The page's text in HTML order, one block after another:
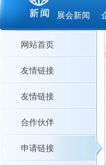
展会新闻
网站首页
友情链接
友情链接
合作伙伴
申请链接